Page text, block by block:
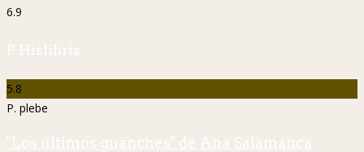
6.9
P. Hislibris
5.8
P. plebe
"Los últimos guanches" de Ana Salamanca